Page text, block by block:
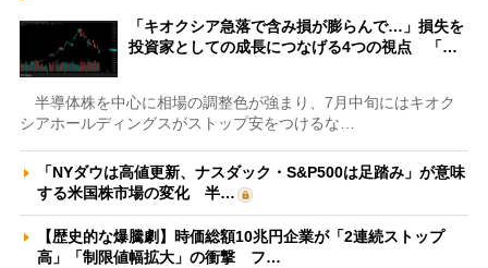
「キオクシア急落で含み損が膨らんで…」損失を
投資家としての成長につなげる4つの視点 「…
半導体株を中心に相場の調整色が強まり、7月中旬にはキオク
シアホールディングスがストップ安をつけるな…
「NYダウは高値更新、ナスダック・S&P500は足踏み」が意味
する米国株市場の変化 半…
【歴史的な爆騰劇】時価総額10兆円企業が「2連続ストップ
高」「制限値幅拡大」の衝撃 フ…